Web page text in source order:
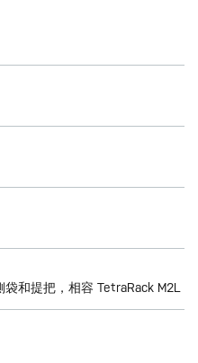
和提把，相容 TetraRack M2L